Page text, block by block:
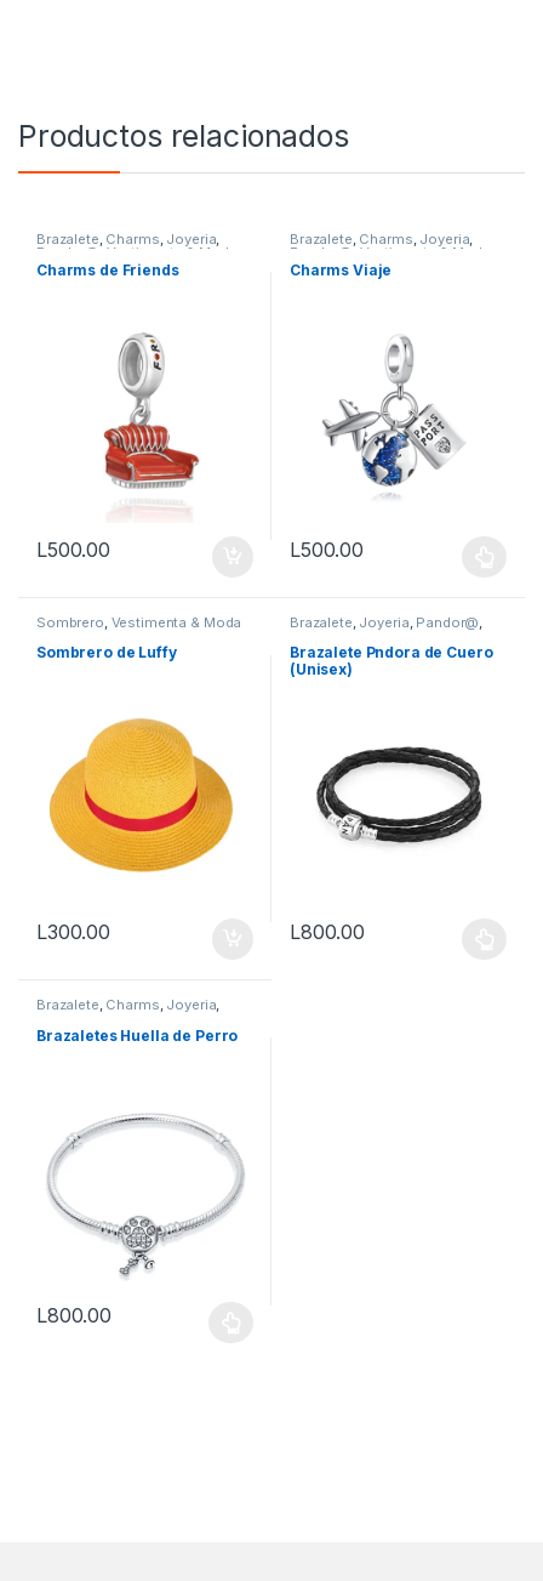
Productos relacionados
Brazalete, Charms, Joyeria,
Pandor@ Vestimenta & Moda
Charms de Friends
L500.00
Brazalete, Charms, Joyeria,
Pandor@ Vestimenta & Moda
Charms Viaje
L500.00
Sombrero Vestimenta & Moda
Sombrero de Luffy
L300.00
Brazalete Joyeria Pandor@
Vestimenta & Moda
Brazalete Pndora de Cuero
(Unisex)
L800.00
Brazalete, Charms, Joyeria,
Vestimenta & Moda
Brazaletes Huella de Perro
L800.00